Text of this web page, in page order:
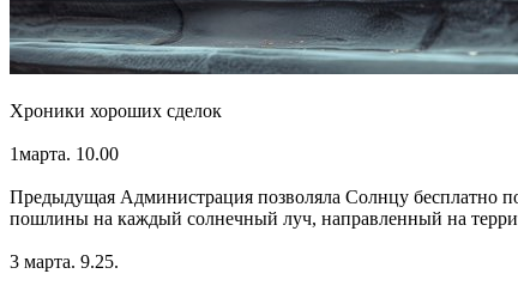
Хроники хороших сделок
1марта. 10.00
Предыдущая Администрация позволяла Солнцу бесплатно
пошлины на каждый солнечный луч, направленный на
3 марта. 9.25.